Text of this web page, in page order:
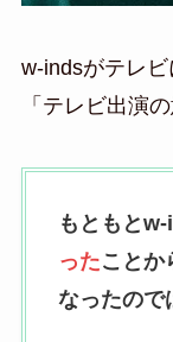
w-indsがテレビ
「テレビ出演
もともと
ったことか
なったので